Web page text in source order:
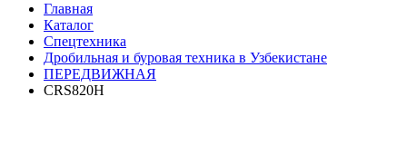
Главная
Каталог
Спецтехника
Дробильная и буровая техника в Узбекистане
ПЕРЕДВИЖНАЯ
CRS820H